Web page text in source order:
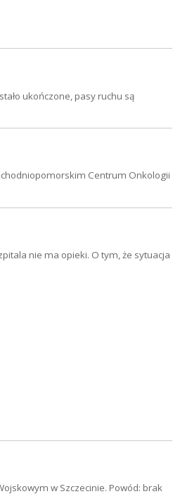
ukończone, pasy ruchu są
Centrum Onkologii
nie ma opieki. O tym, że sytuacja
w Szczecinie. Powód: brak